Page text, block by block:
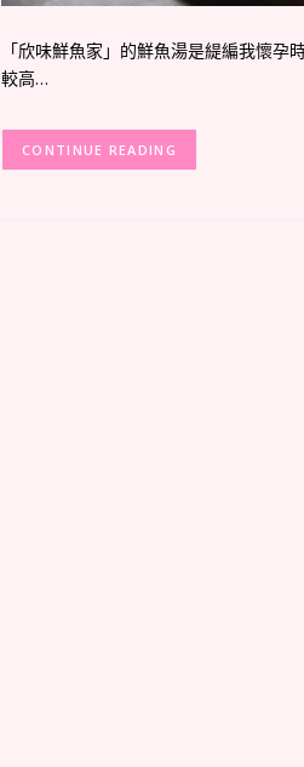
「欣味鮮魚家」的鮮魚湯是緹編我懷
較高…
CONTINUE READING